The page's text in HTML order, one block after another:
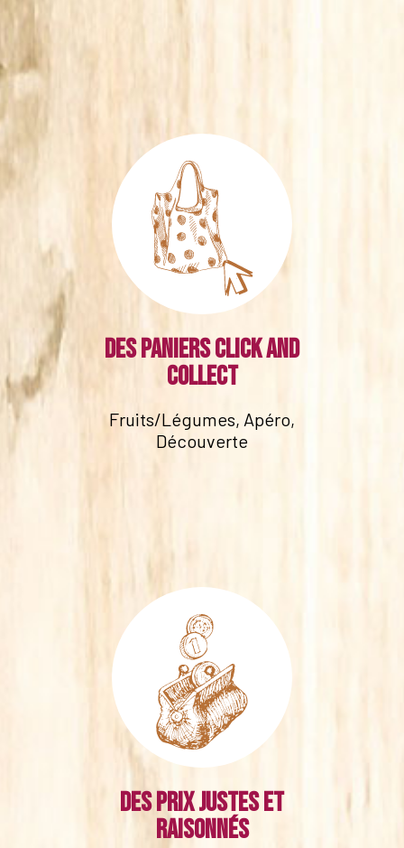
Des paniers click and
collect
Fruits/Légumes, Apéro,
Découverte
Des prix justes et
raisonnés